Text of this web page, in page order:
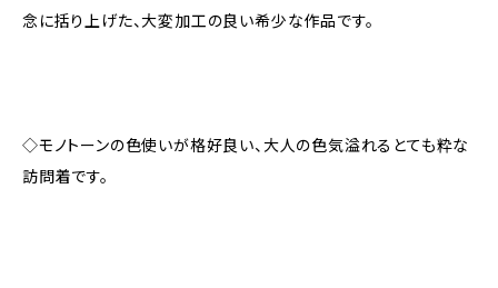
念に括り上げた、大変加工の良い希少な作品です。
◇モノトーンの色使いが格好良い、大人の色気溢れるとても粋な
訪問着です。